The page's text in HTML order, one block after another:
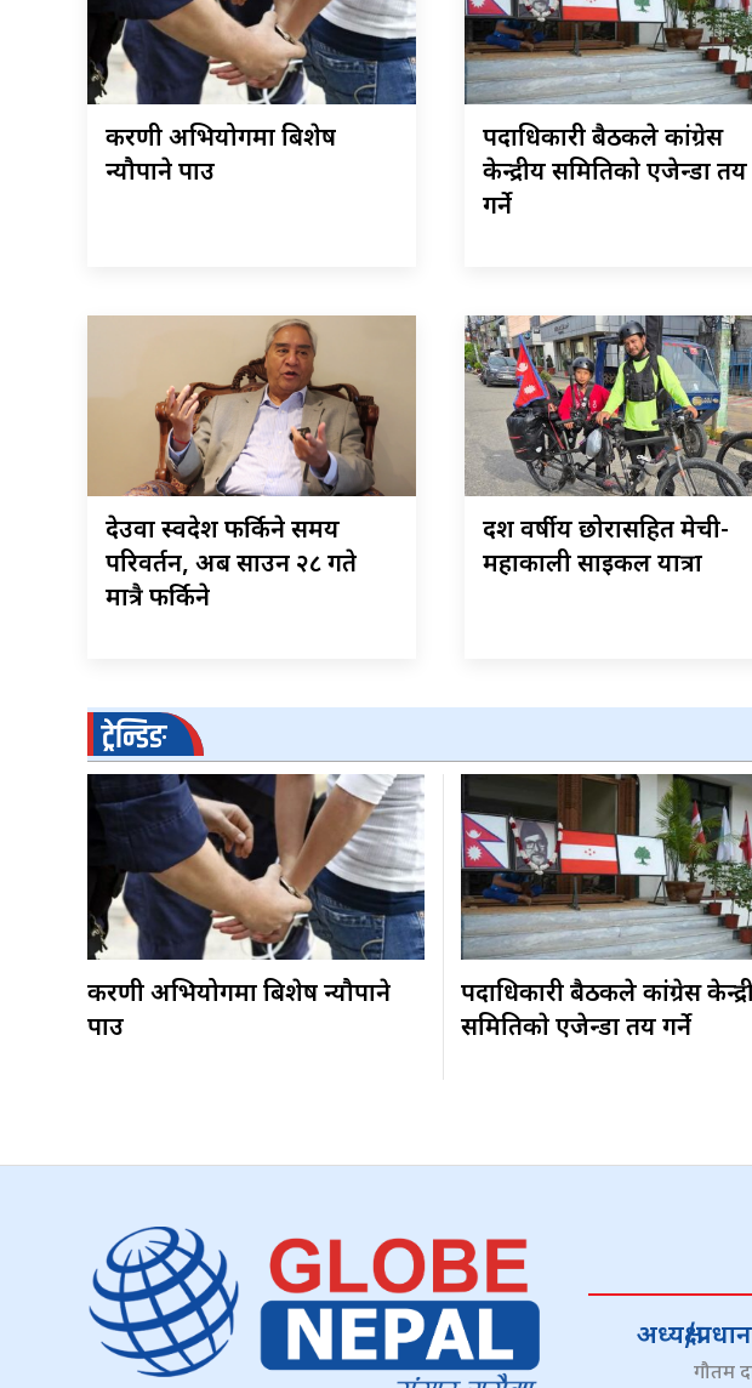
करणी अभियोगमा बिशेष
न्यौपाने पक्राउ
पदाधिकारी बैठकले कांग्रेस
केन्द्रीय समितिकाे एजेन्डा तय
गर्ने
देउवा स्वदेश फर्किने समय
परिवर्तन, अब साउन २८ गते
मात्रै फर्किने
दश वर्षीय छोरासहित मेची-
महाकाली साइकल यात्रा
ट्रेन्डिङ
करणी अभियोगमा बिशेष न्यौपाने
पक्राउ
पदाधिकारी बैठकले कांग्रेस
समितिकाे एजेन्डा तय गर्ने
अध्यक्ष/
गौतम